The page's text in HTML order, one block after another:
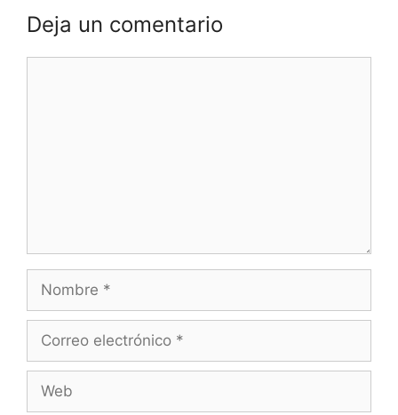
Deja un comentario
Nombre
Correo
Web